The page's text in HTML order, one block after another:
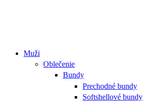
Muži
Oblečenie
Bundy
Prechodné bundy
Softshellové bundy